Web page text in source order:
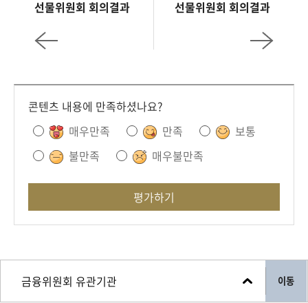
선물위원회 회의결과
선물위원회 회의결과
콘텐츠 내용에 만족하셨나요?
매우만족
만족
보통
불만족
매우불만족
평가하기
이동